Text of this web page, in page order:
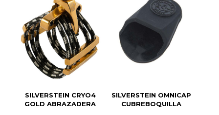
pueden
elegir
producto
SILVERSTEIN CRYO4
GOLD ABRAZADERA
SILVERSTEIN OMNICAP
CUBREBOQUILLA